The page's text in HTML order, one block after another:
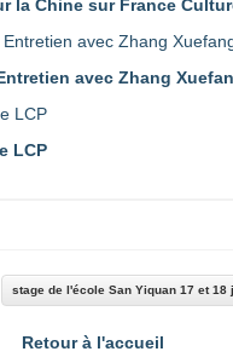
la Chine sur France
avec Zhang
LCP
stage de l'école San Yiquan 17 et
Retour à l'accueil